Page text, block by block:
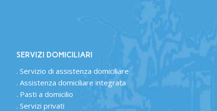
SERVIZI DOMICILIARI
. Servizio di assistenza domiciliare
. Assistenza domiciliare integrata
. Pasti a domicilio
. Servizi privati